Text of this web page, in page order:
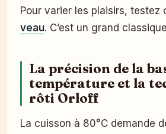
Pour varier les plaisirs, testez
veau. C’est un grand
La précision de la
température et la
rôti Orloff
La cuisson à 80°C demande